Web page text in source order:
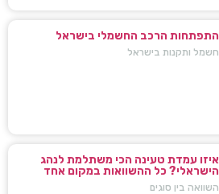
התפתחות הרכב החשמלי בישראל
חשמל ותקנות בישראל
איזו עמדת טעינה הכי משתלמת לנהג
הישראלי? כל ההשוואות במקום אחד
השוואה בין סוגים